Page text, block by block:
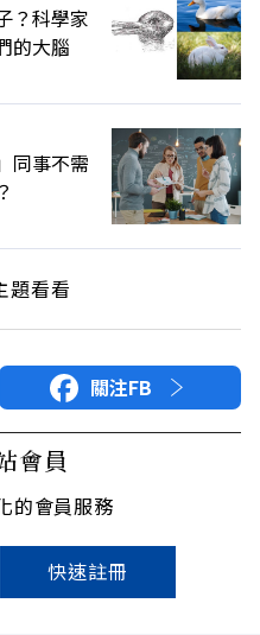
？科學家
的大腦
同事不需
題看看
關注FB
會員
的會員服務
快速註冊